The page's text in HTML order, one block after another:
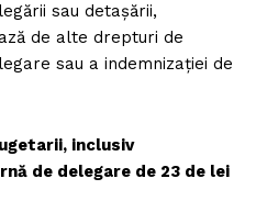
sau detașării,
de alte drepturi de
sau a indemnizației de
inclusiv
de delegare de 23 de lei